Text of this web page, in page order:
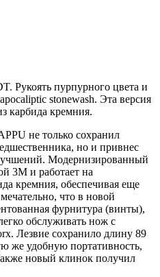
Рукоять пурпурного цвета и
stonewash. Эта версия
карбида кремния.
не только сохранил
но и привнес
Модернизированный
3M и работает на
кремния, обеспечивая еще
что в новой
фурнитура (винты),
обслуживать нож с
Лезвие сохранило длину 89
​​же удобную портативность,
новый клинок получил